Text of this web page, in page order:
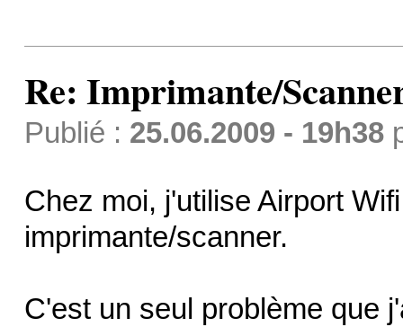
Re: Imprimante/
Publié : 25.06.2009 - 19h38
Chez moi, j'utilise Airport
imprimante/scanner.
C'est un seul problème que